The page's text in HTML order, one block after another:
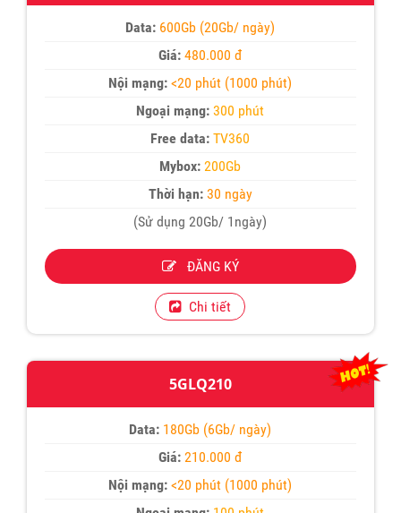
Data: 600Gb (20Gb/ ngày)
Giá:480.000 đ
Nội mạng: <20 phút (1000 phút)
Ngoại mạng: 300 phút
Free data: TV360
Mybox: 200Gb
Thời hạn:30 ngày
(Sử dụng 20Gb/ 1ngày)
ĐĂNG KÝ
Chi tiết
5GLQ210
Data: 180Gb (6Gb/ ngày)
Giá:210.000 đ
Nội mạng: <20 phút (1000 phút)